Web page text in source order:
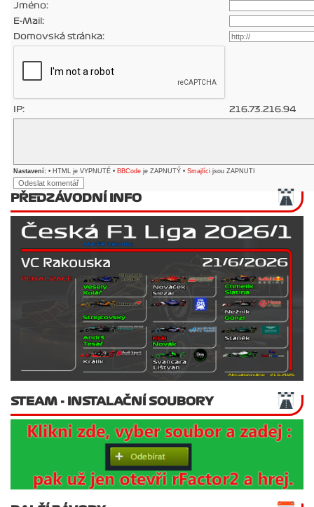
Jméno:
E-Mail:
Domovská stránka:
IP: 216.73.216.94
Nastavení: • HTML je VYPNUTÉ • BBCode je ZAPNUTÝ • Smajlíci jsou ZAPNUTI
PŘEDZÁVODNÍ INFO
STEAM - INSTALAČNÍ SOUBORY